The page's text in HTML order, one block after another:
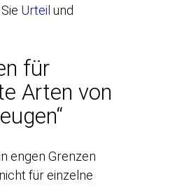
Urteil und
für
Arten von
engen Grenzen
für einzelne